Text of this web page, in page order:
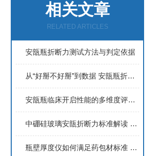
相关文章
RELATED ARTICLES
安瓿瓶折断力测试方法与判定依据
从“好掰不好掰”到数据 安瓿瓶折断力与刻痕工艺的科学关联
安瓿瓶临床开启性能的多维度评价 从折断力到碎屑风险
中硼硅玻璃安瓿折断力标准解读 与低硼硅材质的核心差异
瓶壁厚度仪如何满足药包材标准 安瓿瓶输液瓶检测要点